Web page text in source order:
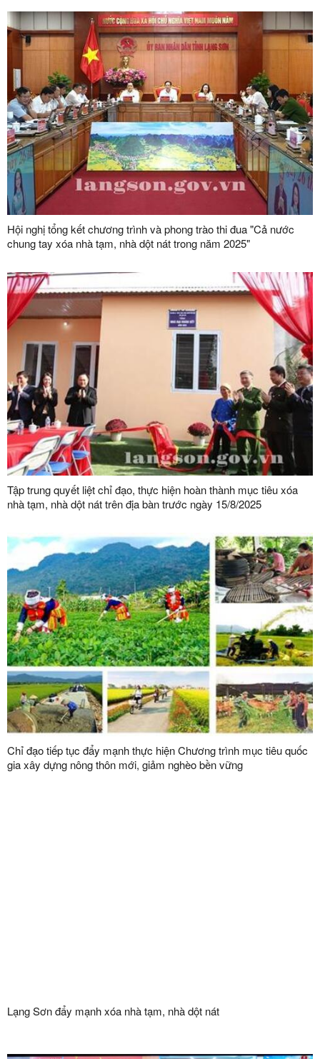
Hội nghị tổng kết chương trình và phong trào thi đua "Cả nước
chung tay xóa nhà tạm, nhà dột nát trong năm 2025"
Tập trung quyết liệt chỉ đạo, thực hiện hoàn thành mục tiêu xóa
nhà tạm, nhà dột nát trên địa bàn trước ngày 15/8/2025
Chỉ đạo tiếp tục đẩy mạnh thực hiện Chương trình mục tiêu quốc
gia xây dựng nông thôn mới, giảm nghèo bền vững
Lạng Sơn đẩy mạnh xóa nhà tạm, nhà dột nát